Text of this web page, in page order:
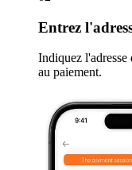
Entrez
Indiquez
au paiement.